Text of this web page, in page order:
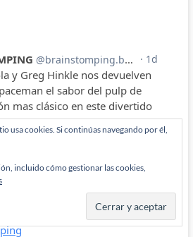
usa cookies. Si continúas navegando por él,
incluido cómo gestionar las cookies,